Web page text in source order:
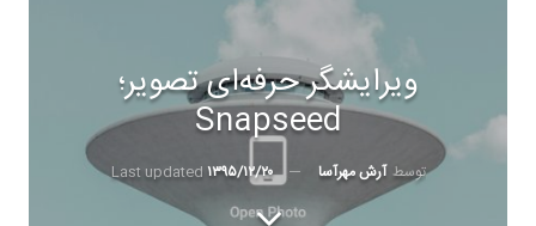
ویرایشگر حرفه‌ای تصویر؛
Snapseed
توسط آرش مهرآسا Last updated ۱۳۹۵/۱۲/۲۰